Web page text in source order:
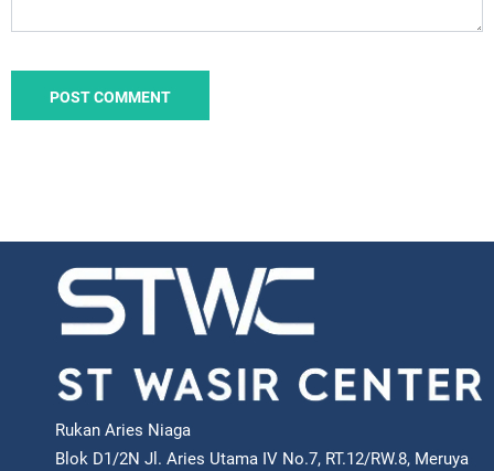
Rukan Aries Niaga
Blok D1/2N Jl. Aries Utama IV No.7, RT.12/RW.8, Meruya